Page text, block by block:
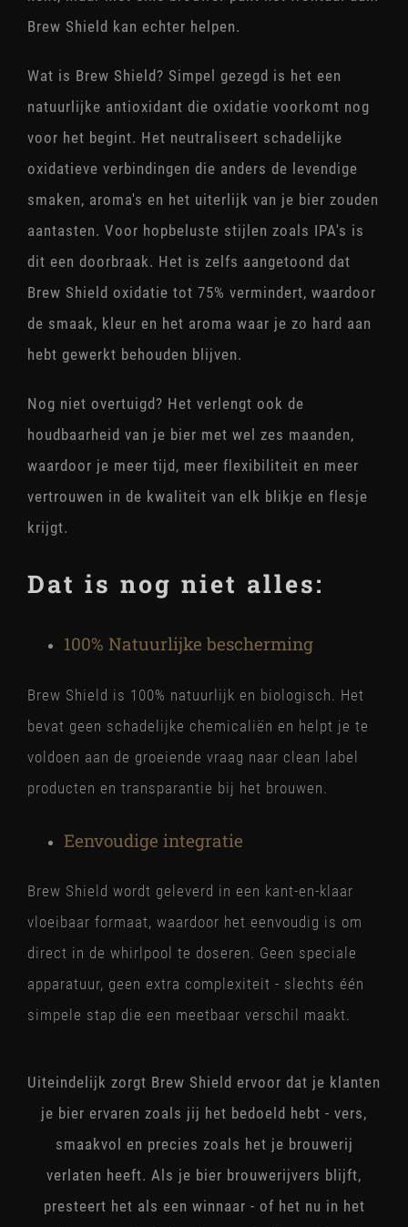
Brew Shield kan echter helpen.
Wat is Brew Shield? Simpel gezegd is het een
natuurlijke antioxidant die oxidatie voorkomt nog
voor het begint. Het neutraliseert schadelijke
oxidatieve verbindingen die anders de levendige
smaken, aroma's en het uiterlijk van je bier zouden
aantasten. Voor hopbeluste stijlen zoals IPA's is
dit een doorbraak. Het is zelfs aangetoond dat
Brew Shield oxidatie tot 75% vermindert, waardoor
de smaak, kleur en het aroma waar je zo hard aan
hebt gewerkt behouden blijven.
Nog niet overtuigd? Het verlengt ook de
houdbaarheid van je bier met wel zes maanden,
waardoor je meer tijd, meer flexibiliteit en meer
vertrouwen in de kwaliteit van elk blikje en flesje
krijgt.
Dat is nog niet alles:
100% Natuurlijke bescherming
Brew Shield is 100% natuurlijk en biologisch. Het
bevat geen schadelijke chemicaliën en helpt je te
voldoen aan de groeiende vraag naar clean label
producten en transparantie bij het brouwen.
Eenvoudige integratie
Brew Shield wordt geleverd in een kant-en-klaar
vloeibaar formaat, waardoor het eenvoudig is om
direct in de whirlpool te doseren. Geen speciale
apparatuur, geen extra complexiteit - slechts één
simpele stap die een meetbaar verschil maakt.
Uiteindelijk zorgt Brew Shield ervoor dat je klanten
je bier ervaren zoals jij het bedoeld hebt - vers,
smaakvol en precies zoals het je brouwerij
verlaten heeft. Als je bier brouwerijvers blijft,
presteert het als een winnaar - of het nu in het